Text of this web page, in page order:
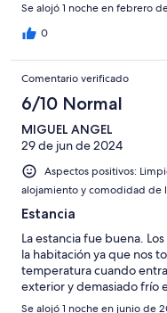
Se alojó 1 noche en febrero
0
Comentario verificado
6/10 Normal
MIGUEL ANGEL
29 de jun de 2024
Aspectos positivos:
alojamiento y comodidad de
Estancia
La estancia fue buena.
la habitación ya que nos
temperatura cuando
exterior y demasiado frío
Se alojó 1 noche en junio de